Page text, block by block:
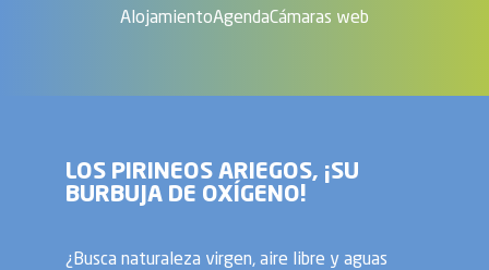
AlojamientoAgendaCámaras web
LOS PIRINEOS ARIEGOS, ¡SU
BURBUJA DE OXÍGENO!
¿Busca naturaleza virgen, aire libre y aguas